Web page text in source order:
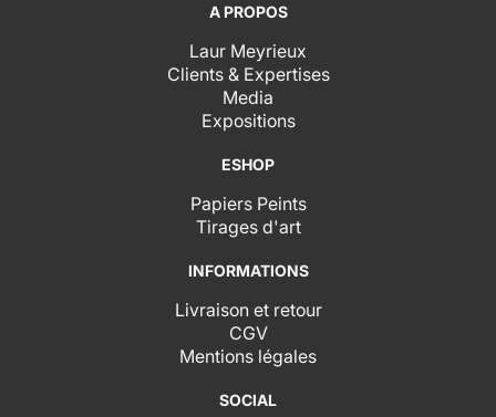
A PROPOS
Laur Meyrieux
Clients & Expertises
Media
Expositions
ESHOP
Papiers Peints
Tirages d'art
INFORMATIONS
Livraison et retour
CGV
Mentions légales
SOCIAL